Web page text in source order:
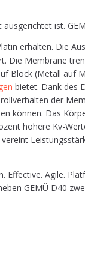
erhalten. Die
ist.
Die Mem­bra­ne
Block (Metall
bie­tet. Dank des
der
kön­nen. Das
höhe­re Kv-
Effec­ti­ve. Agi­le.
GEMÜ D40